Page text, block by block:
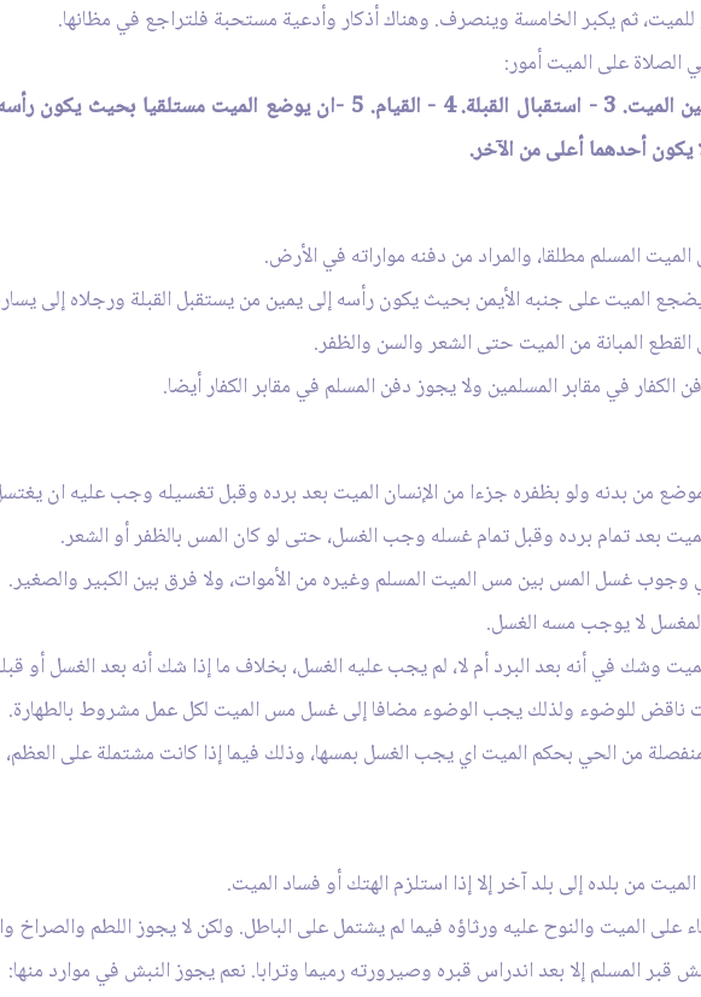
للميت، ثم يكبر الخامسة وينصرف. وهناك أذكار وأدعية مستحبة فلتراجع في مظانها.
على الميت أمور:
المسلم مطلقا، والمراد من دفنه مواراته في الأرض.
الميت على جنبه الأيمن بحيث يكون رأسه إلى يمين من يستقبل القبلة ورجلاه إلى
المبانة من الميت حتى الشعر والسن والظفر.
الكفار في مقابر المسلمين ولا يجوز دفن المسلم في مقابر الكفار أيضا.
من بدنه ولو بظفره جزءا من الإنسان الميت بعد برده وقبل تغسيله وجب عليه ان
بعد تمام برده وقبل تمام غسله وجب الغسل، حتى لو كان المس بالظفر أو الشعر.
غسل المس بين مس الميت المسلم وغيره من الأموات، ولا فرق بين الكبير والصغير.
لا يوجب مسه الغسل.
وشك في أنه بعد البرد أم لا، لم يجب عليه الغسل، بخلاف ما إذا شك أنه بعد الغسل أو
للوضوء ولذلك يجب الوضوء مضافا إلى غسل مس الميت لكل عمل مشروط بالطهارة.
من الحي بحكم الميت اي يجب الغسل بمسها، وذلك فيما إذا كانت مشتملة على
من بلده إلى بلد آخر إلا إذا استلزم الهتك أو فساد الميت.
على الميت والنوح عليه ورثاؤه فيما لم يشتمل على الباطل. ولكن لا يجوز اللطم
قبر المسلم إلا بعد اندراس قبره وصيرورته رميما وترابا. نعم يجوز النبش في موارد منها: